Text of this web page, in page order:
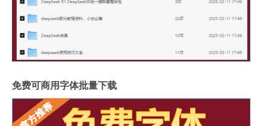
免费可商用字体批量下载